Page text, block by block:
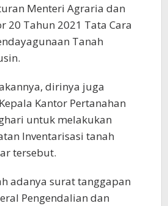
Menteri Agraria dan
20 Tahun 2021 Tata Cara
Tanah
dirinya juga
Kantor Pertanahan
untuk melakukan
Inventarisasi tanah
tersebut.
adanya surat tanggapan
Pengendalian dan